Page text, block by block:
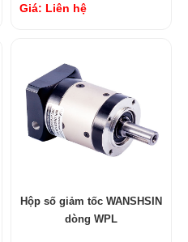
Giá: Liên hệ
Hộp số giảm tốc WANSHSIN
dòng WPL